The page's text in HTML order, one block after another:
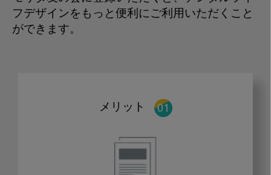
フデザインをもっと便利にご利用いただくこと
ができます。
メリット